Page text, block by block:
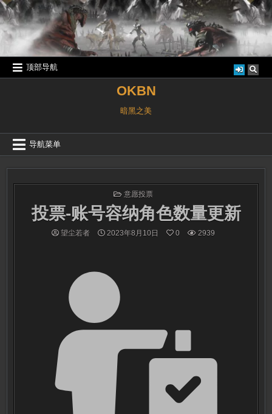
跳
至
顶部导航
OKBN
暗黑之美
导航菜单
发
于
意愿投票
投票-账号容纳角色数量更新
望尘若者 2023年8月10日 0 2939